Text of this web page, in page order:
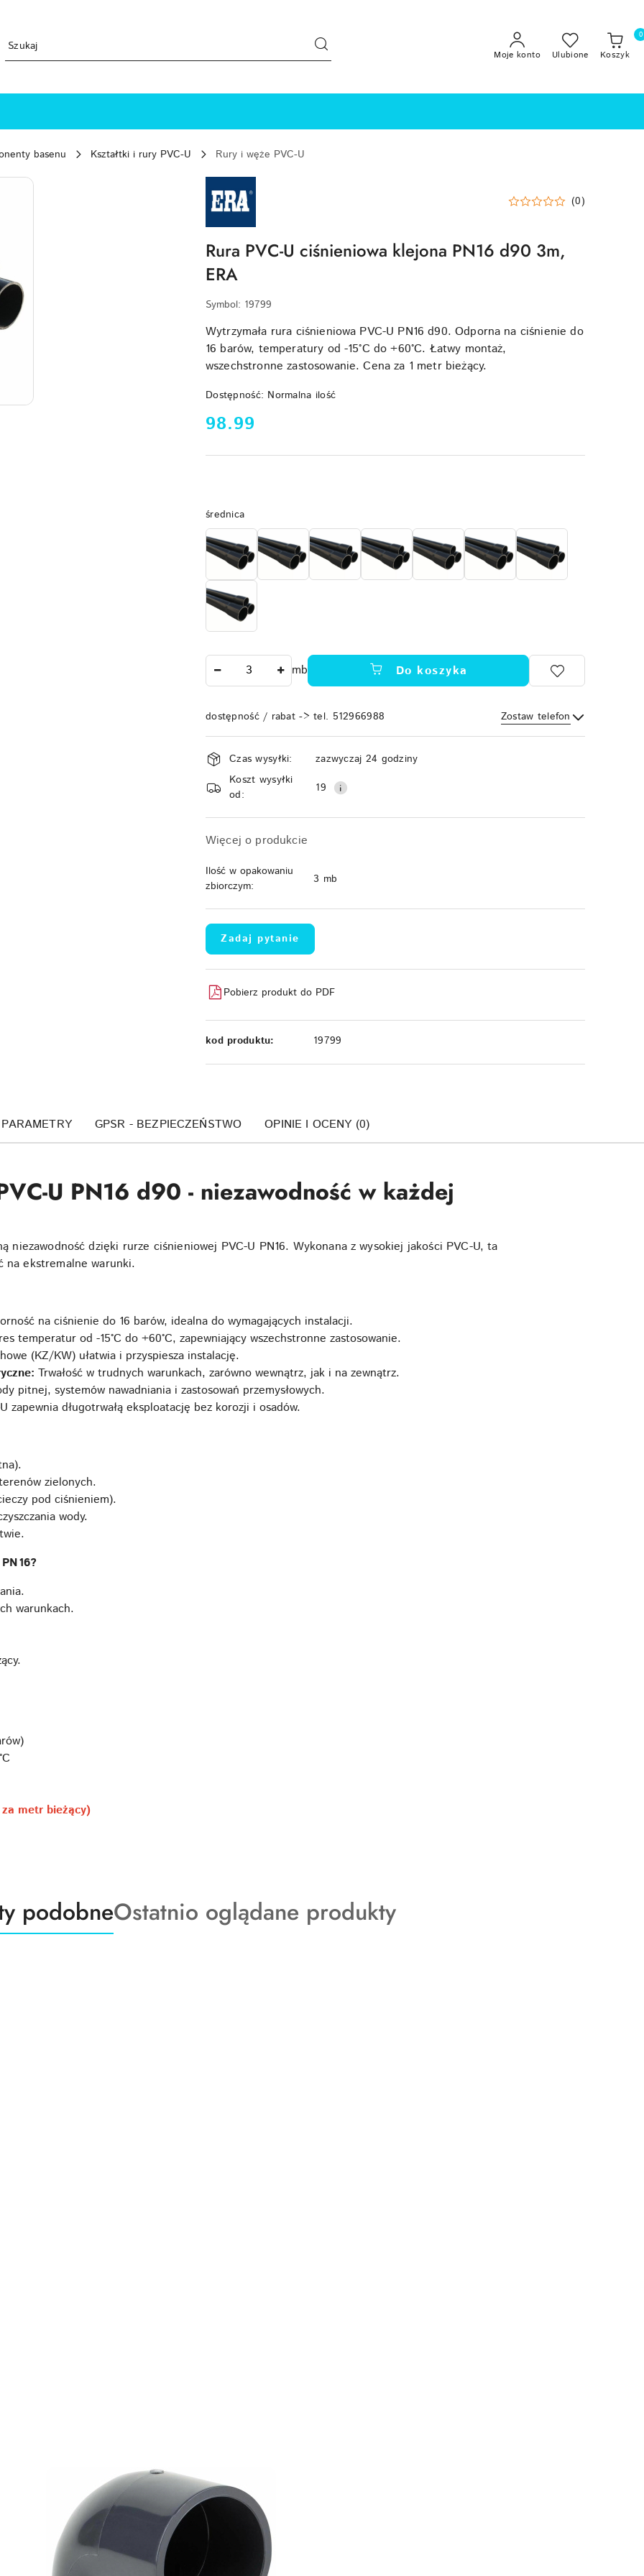
Moje konto Ulubione Koszyk
0
basenu Kształtki i rury PVC-U
Rury i węże PVC-U
NAZWA
PRODUCENTA:
ERA (0)
Rura PVC-U ciśnieniowa klejona PN16 d90 3m,
ERA
Symbol: 19799
Wytrzymała rura ciśnieniowa PVC-U PN16 d90. Odporna na ciśnienie do
16 barów, temperatury od -15°C do +60°C. Łatwy montaż,
wszechstronne zastosowanie. Cena za 1 metr bieżący.
Dostępność: Normalna ilość
cena:
98.99
Wariant
średnica
mb Do koszyka
dostępność / rabat -> tel. 512966988 Zostaw telefon
Wyślij
Dostępność
i
dostawa
Czas wysyłki:
zazwyczaj 24 godziny
Koszt wysyłki
od:
19
Więcej o produkcie
Ilość w opakowaniu
zbiorczym:
3 mb
Zadaj pytanie
Pobierz produkt do PDF
kod produktu: 19799
PARAMETRY GPSR - BEZPIECZEŃSTWO OPINIE I OCENY (0)
U PN16 d90 - niezawodność w każdej
niezawodność dzięki rurze ciśnieniowej PVC-U PN16. Wykonana z wysokiej jakości PVC-U, ta
na ekstremalne warunki.
na ciśnienie do 16 barów, idealna do wymagających instalacji.
temperatur od -15°C do +60°C, zapewniający wszechstronne zastosowanie.
(KZ/KW) ułatwia i przyspiesza instalację.
Trwałość w trudnych warunkach, zarówno wewnątrz, jak i na zewnątrz.
pitnej, systemów nawadniania i zastosowań przemysłowych.
zapewnia długotrwałą eksploatację bez korozji i osadów.
zielonych.
pod ciśnieniem).
wody.
warunkach.
metr bieżący)
podobneProdukty
o
Ostatnio oglądane produkty